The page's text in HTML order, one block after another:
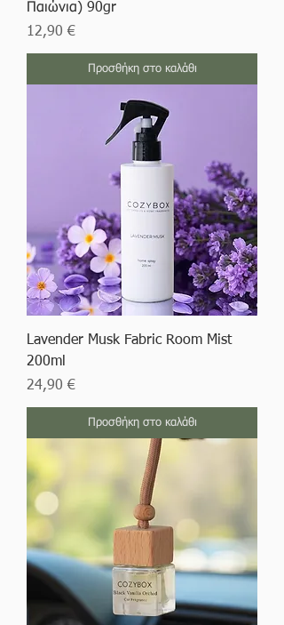
Παιώνια) 90gr
Τιμή
12,90 €
Προσθήκη στο καλάθι
Lavender Musk Fabric Room Mist
200ml
Τιμή
24,90 €
Προσθήκη στο καλάθι